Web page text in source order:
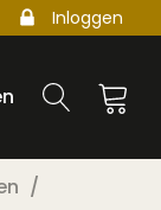
Inloggen